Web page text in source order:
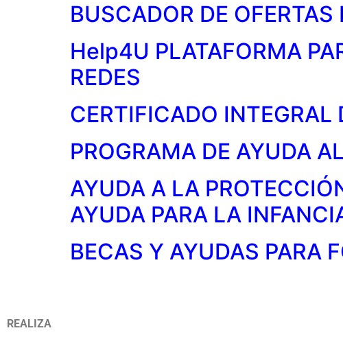
BUSCADOR DE
Help4U PLATAFORMA
REDES
CERTIFICADO INTEGRAL
PROGRAMA DE AYUDA
AYUDA A LA
AYUDA PARA LA
BECAS Y AYUDAS PARA
REALIZA